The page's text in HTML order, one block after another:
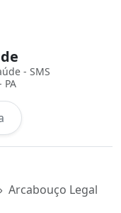
- SMS
PA
Arcabouço Legal